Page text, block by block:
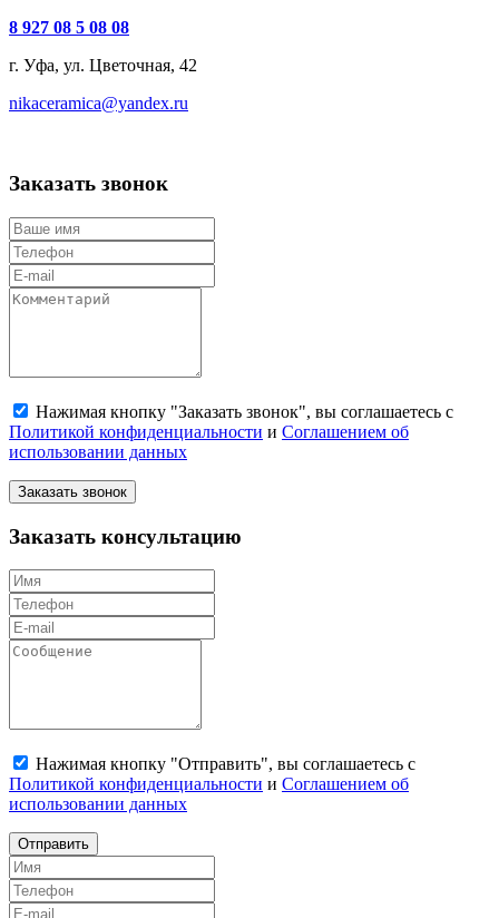
8 927 08 5 08 08
г. Уфа, ул. Цветочная, 42
nikaceramica@yandex.ru
Заказать звонок
Нажимая кнопку "Заказать звонок", вы соглашаетесь с
Политикой конфиденциальности и Соглашением об
использовании данных
Заказать звонок
Заказать консультацию
Нажимая кнопку "Отправить", вы соглашаетесь с
Политикой конфиденциальности и Соглашением об
использовании данных
Отправить